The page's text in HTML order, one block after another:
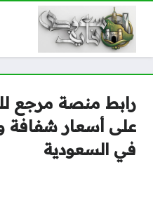
رابط منصة مرجع
على أسعار شفافة
في السعودية